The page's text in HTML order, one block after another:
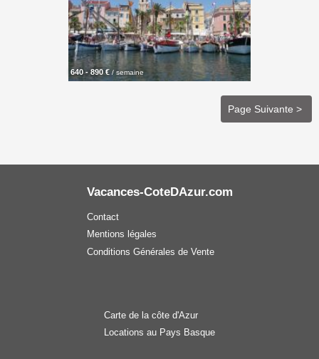
640 - 890 € / semaine
Page Suivante >
Vacances-CoteDAzur.com
Contact
Mentions légales
Conditions Générales de Vente
Carte de la côte d'Azur
Locations au Pays Basque